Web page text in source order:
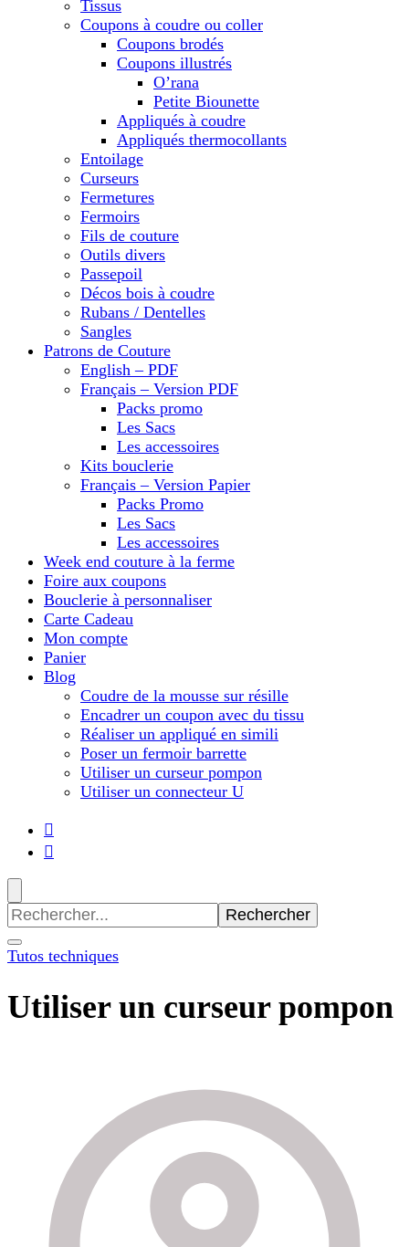
Tissus
Coupons à coudre ou coller
Coupons brodés
Coupons illustrés
O’rana
Petite Biounette
Appliqués à coudre
Appliqués thermocollants
Entoilage
Curseurs
Fermetures
Fermoirs
Fils de couture
Outils divers
Passepoil
Décos bois à coudre
Rubans / Dentelles
Sangles
Patrons de Couture
English – PDF
Français – Version PDF
Packs promo
Les Sacs
Les accessoires
Kits bouclerie
Français – Version Papier
Packs Promo
Les Sacs
Les accessoires
Week end couture à la ferme
Foire aux coupons
Bouclerie à personnaliser
Carte Cadeau
Mon compte
Panier
Blog
Coudre de la mousse sur résille
Encadrer un coupon avec du tissu
Réaliser un appliqué en simili
Poser un fermoir barrette
Utiliser un curseur pompon
Utiliser un connecteur U
Recherche
pour
:
Tutos techniques
Utiliser un curseur pompon